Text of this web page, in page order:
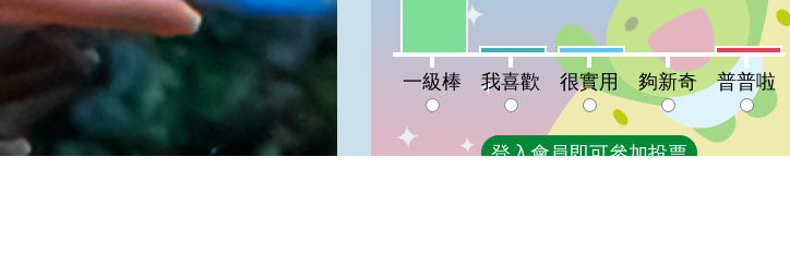
我喜歡:6%很實用:6%夠新奇:0%普普啦:6%
一級棒
我喜歡 很實用 夠新奇 普普啦
登入會員即可參加投票